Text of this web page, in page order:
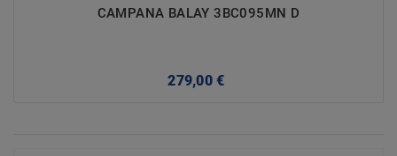
CAMPANA BALAY 3BC095MN D
279,00 €